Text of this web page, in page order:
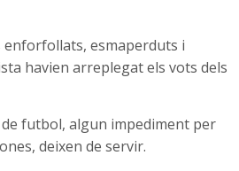
enforfollats, esmaperduts i
havien arreplegat els vots dels
de futbol, algun impediment per
deixen de servir.